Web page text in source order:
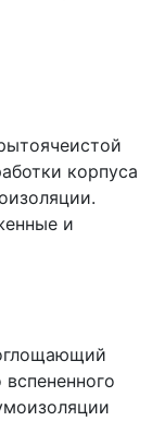
корпуса
и